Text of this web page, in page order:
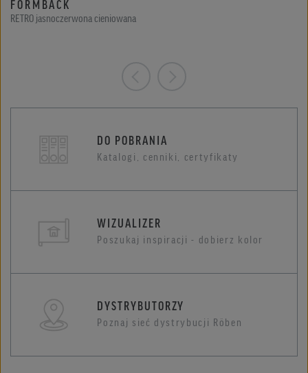
FORMBACK
RETRO jasnoczerwona cieniowana
DO POBRANIA
Katalogi, cenniki, certyfikaty
WIZUALIZER
Poszukaj inspiracji - dobierz kolor
DYSTRYBUTORZY
Poznaj sieć dystrybucji Röben